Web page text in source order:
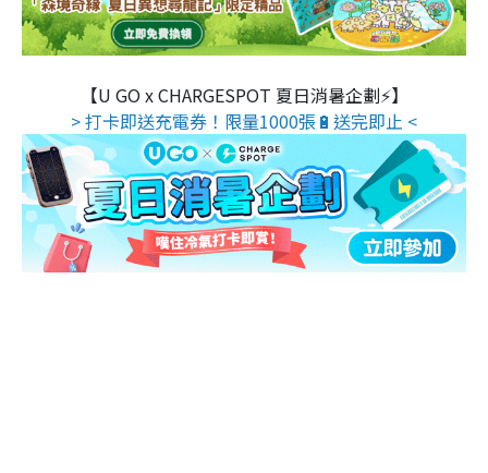
【U GO x CHARGESPOT 夏日消暑企劃⚡】
> 打卡即送充電券！限量1000張🔋送完即止 <